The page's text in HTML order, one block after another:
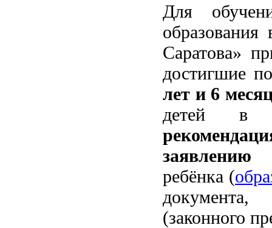
Для
Саратова»
достигшие
лет и 6
детей в
заявлению
ребёнка (
(законного